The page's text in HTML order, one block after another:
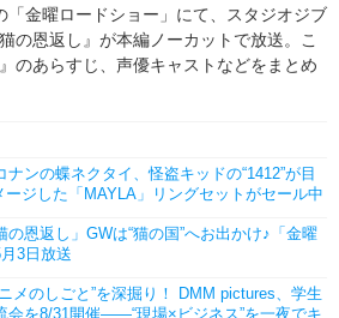
座談会
ABEMA Cafe
「金曜ロードショー」にて、スタジオジブ
の恩返し』が本編ノーカットで放送。こ
のあらすじ、声優キャストなどをまとめ
ナンの蝶ネクタイ、怪盗キッドの“1412”が目
ジした「MAYLA」リングセットがセール中
の恩返し」GWは“猫の国”へお出かけ♪「金曜
3日放送
メのしごと”を深掘り！ DMM pictures、学生
会を8/31開催――“現場×ビジネス”を一夜でキ